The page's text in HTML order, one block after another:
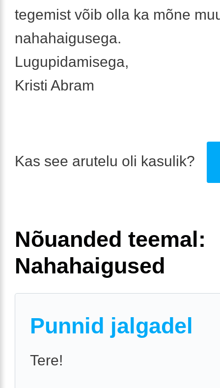
tegemist võib olla ka mõne
nahahaigusega.
Lugupidamisega,
Kristi Abram
Kas see arutelu oli kasulik?
Nõuanded teemal:
Nahahaigused
Punnid jalgadel
Tere!